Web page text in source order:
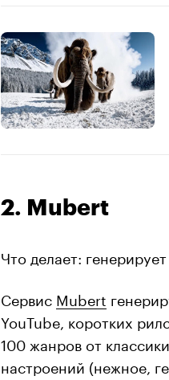
2. Mubert
Что делает:
Сервис Mubert
YouTube, коротких
100 жанров от
настроений (нежное,